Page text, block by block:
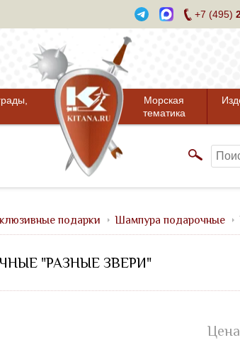
+7 (495)
Морская
тематика
подарки Шампура подарочные
"РАЗНЫЕ ЗВЕРИ"